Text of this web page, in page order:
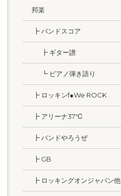
邦楽
┣ バンドスコア
┣ ギター譜
┗ ピアノ弾き語り
┣ ロッキンf●We ROCK
┣ アリーナ37℃
┣ バンドやろうぜ
┣ GB
┣ ロッキングオンジャパン他